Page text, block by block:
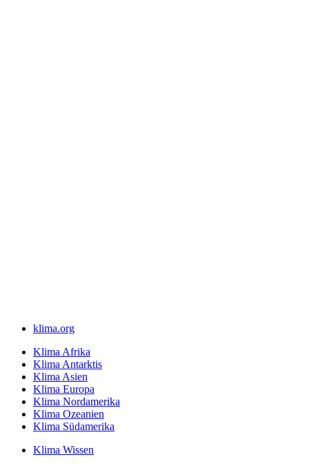
klima.org
Klima Afrika
Klima Antarktis
Klima Asien
Klima Europa
Klima Nordamerika
Klima Ozeanien
Klima Südamerika
Klima Wissen